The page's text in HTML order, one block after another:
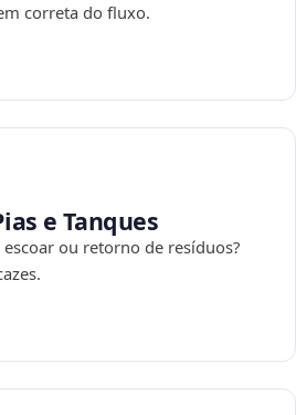
correta do fluxo.
e Tanques
ou retorno de resíduos?